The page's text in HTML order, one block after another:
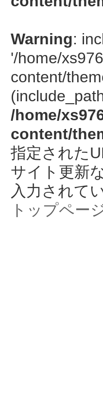
Warning:
'/home/
content/
/home/
content/
指定された
サイト更新
入力されて
トップペー